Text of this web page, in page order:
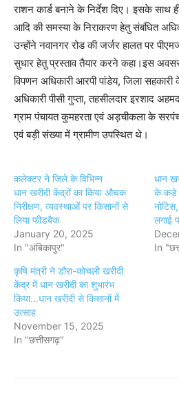
राशन कार्ड बनाने के निर्देश दिए। इसके साथ
आदि की समस्या के निराकरण हेतु संबंधित
उन्होंने नवानगर रोड की जर्जर हालत पर
सुधार हेतु प्रस्ताव तैयार करने कहा।इस
विपणन अधिकारी आरपी पांडेय, जिला सहकारी
अधिकारी पीसी गुप्ता, तहसीलदार इरशाद
ग्राम पंचायत कुमहरता एवं अड़चीकला के
एवं बड़ी संख्या में ग्रामीण उपस्थित थे।
कलेक्टर ने जिले के विभिन्न
धान खरीदी केंद्रों का किया औचक
निरीक्षण, व्यवस्थाओं पर किसानों से
लिया फीडबैक
January 20, 2025
In "अंबिकापुर"
धान
के कड़े
लगाई
In
कृषि मंत्री ने डौरा-कोचली खरीदी
केंद्र में धान खरीदी का शुभारंभ
किया...धान खरीदी से किसानों में
उत्साह
November 15, 2025
In "छत्तीसगढ़"